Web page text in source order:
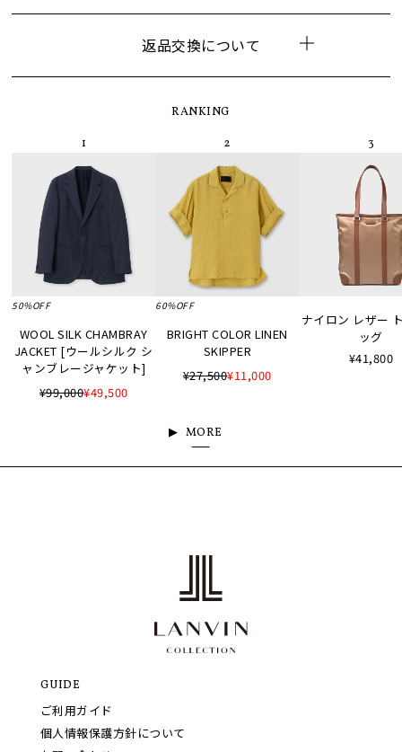
返品交換について
RANKING
50%OFF
WOOL SILK CHAMBRAY
JACKET [ウールシルク シ
ャンブレージャケット]
¥99,000¥49,500
60%OFF
BRIGHT COLOR LINEN
SKIPPER
¥27,500¥11,000
ナイロン レザー
ッグ
¥41,800
MORE
GUIDE
ご利用ガイド
個人情報保護方針について